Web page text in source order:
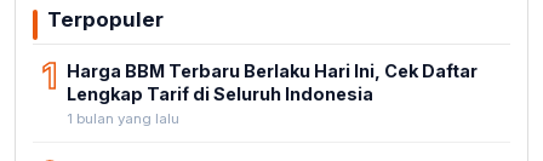
Terpopuler
1 Harga BBM Terbaru Berlaku Hari Ini, Cek Daftar
Lengkap Tarif di Seluruh Indonesia
1 bulan yang lalu